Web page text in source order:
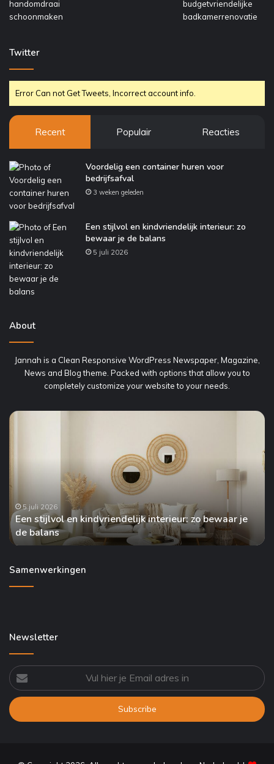
Twitter
Error Can not Get Tweets, Incorrect account info.
Recent Populair Reacties
Voordelig een container huren voor
bedrijfsafval
3 weken geleden
Een stijlvol en kindvriendelijk interieur: zo
bewaar je de balans
5 juli 2026
About
Jannah is a Clean Responsive WordPress Newspaper, Magazine,
News and Blog theme. Packed with options that allow you to
completely customize your website to your needs.
Een
de
balans
5 juli 2026
Een stijlvol en kindvriendelijk interieur: zo bewaar je
de balans
Samenwerkingen
Newsletter
Vul
hier
je
Email
adres